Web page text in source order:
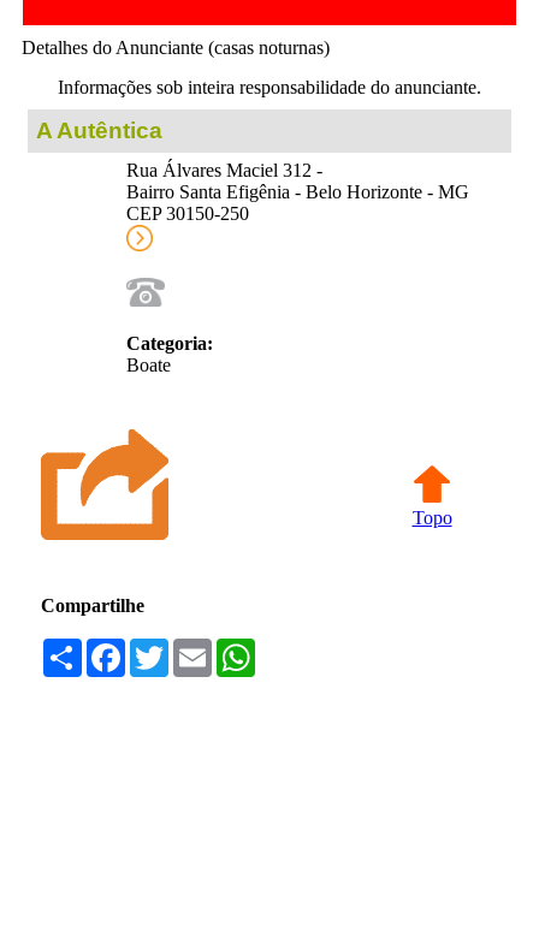
Detalhes do Anunciante (casas noturnas)
Informações sob inteira responsabilidade do anunciante.
A Autêntica
Rua Álvares Maciel 312 -
Bairro Santa Efigênia - Belo Horizonte - MG
CEP 30150-250
Categoria:
Boate
Topo
Compartilhe
Compartilhar
Facebook
TwitterEmail